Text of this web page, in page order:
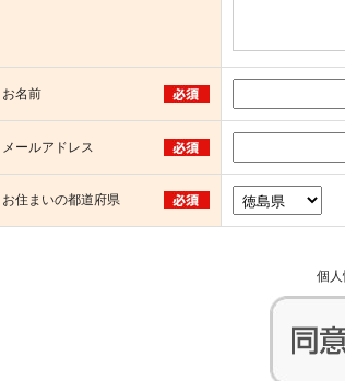
お名前
メールアドレス
お住まいの都道府県
個人